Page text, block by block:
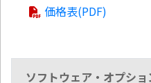
価格表(PDF)
ソフトウェア・オプショ